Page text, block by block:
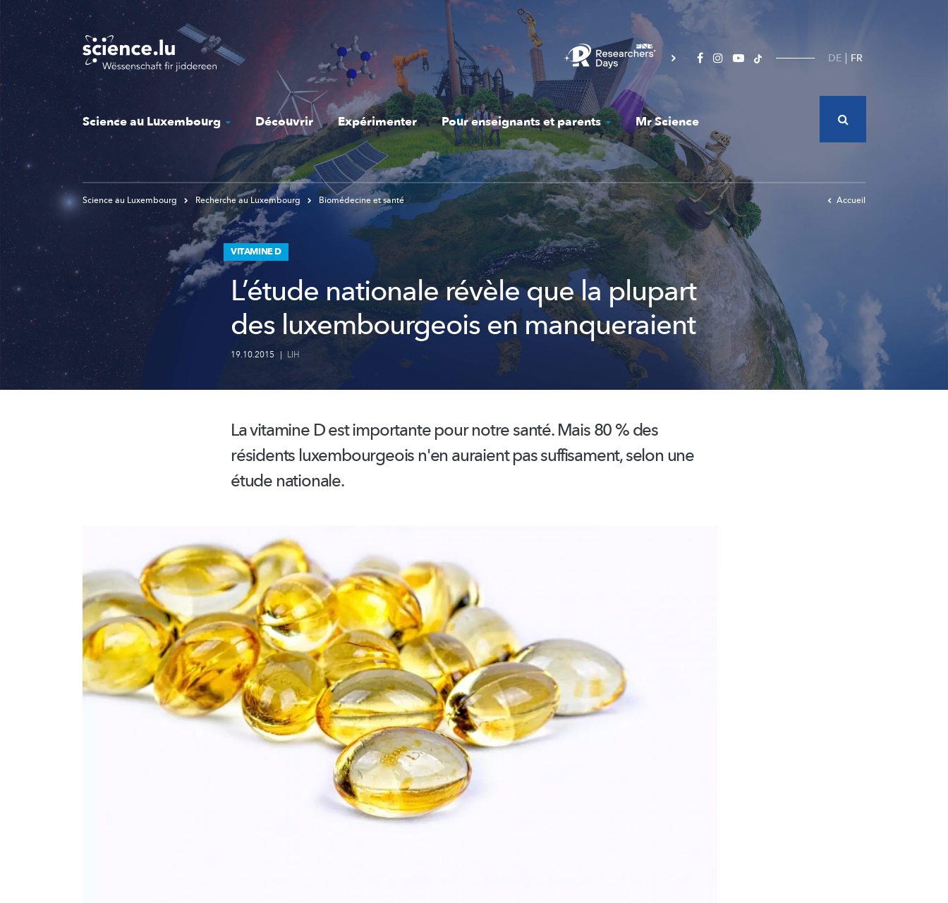
Skip
to
main
content
DE FR
Science au Luxembourg Découvrir Expérimenter Pour enseignants et parents Mr Science
Science au Luxembourg Recherche au Luxembourg Biomédecine et santé Accueil
VITAMINE D
L’étude nationale révèle que la plupart
des luxembourgeois en manqueraient
19.10.2015 | LIH
La vitamine D est importante pour notre santé. Mais 80 % des
résidents luxembourgeois n'en auraient pas suffisament, selon une
étude nationale.